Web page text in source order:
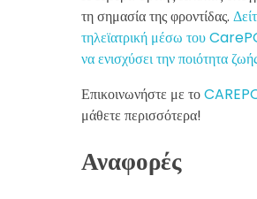
τη σημασία της φροντίδας.
τηλεϊατρική μέσω του
να ενισχύσει την ποιότητα
Επικοινωνήστε με το
μάθετε περισσότερα!
Αναφορές